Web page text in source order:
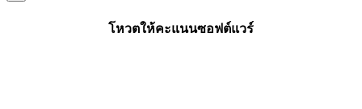
โหวตให้คะแนนซอฟต์แวร์